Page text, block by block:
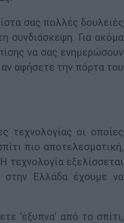
σας πολλές δουλειές
συνδιάσκεψη. Για ακόμα
να σας ενημερώσουν
αφήσετε την πόρτα του
τεχνολογίας οι οποίες
πιο αποτελεσματική,
τεχνολογία εξελίσσεται
στην Ελλάδα έχουμε να
‘έξυπνα’ από το σπίτι,